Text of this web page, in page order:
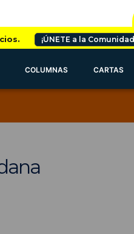
¡ÚNETE a la
COLUMNAS CARTAS